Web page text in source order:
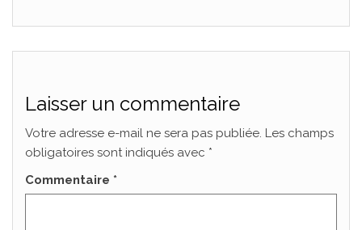
Laisser un commentaire
Votre adresse e-mail ne sera pas publiée. Les champs
obligatoires sont indiqués avec *
Commentaire *